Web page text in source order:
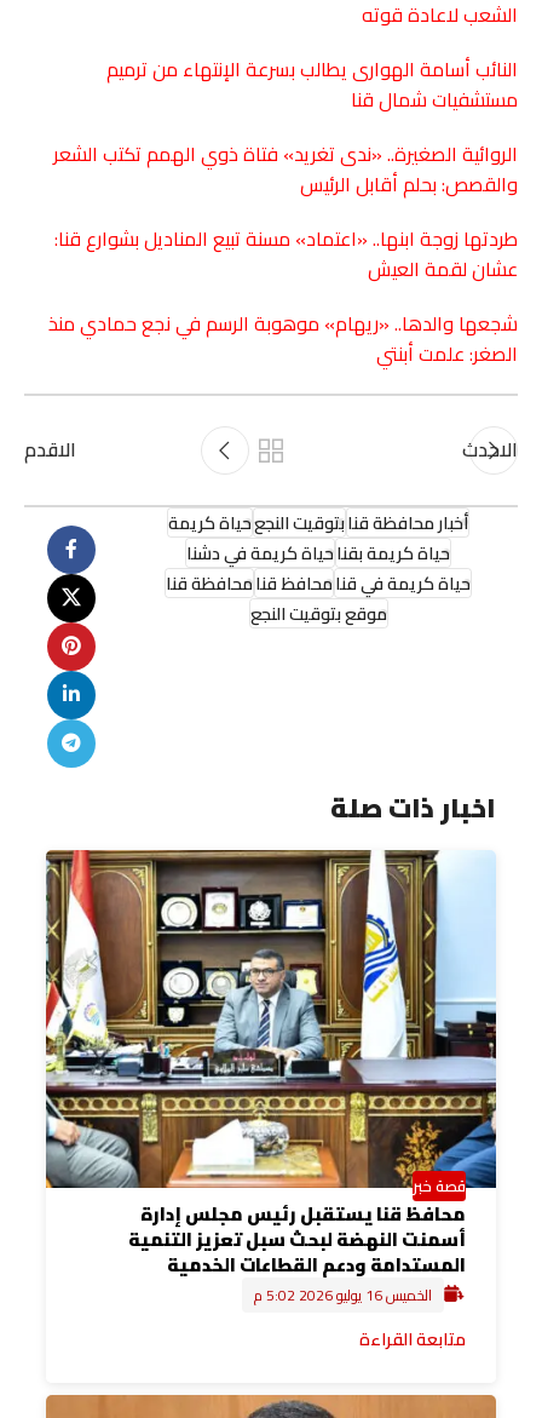
الشعب لاعادة قوته
النائب أسامة الهوارى يطالب بسرعة الإنتهاء من ترميم
مستشفيات شمال قنا
الروائية الصغيرة.. «ندى تغريد» فتاة ذوي الهمم تكتب الشعر
والقصص: بحلم أقابل الرئيس
طردتها زوجة ابنها.. «اعتماد» مسنة تبيع المناديل بشوارع قنا:
عشان لقمة العيش
شجعها والدها.. «ريهام» موهوبة الرسم في نجع حمادي منذ
الصغر: علمت أبنتي
الاحدث الاقدم
أخبار محافظة قنابتوقيت النجعحياة كريمة
حياة كريمة بقناحياة كريمة في دشنا
حياة كريمة في قنامحافظ قنامحافظة قنا
موقع بتوقيت النجع
اخبار ذات صلة
قصة خبر
محافظ قنا يستقبل رئيس مجلس إدارة
أسمنت النهضة لبحث سبل تعزيز التنمية
المستدامة ودعم القطاعات الخدمية
الخميس 16 يوليو 2026 5:02 م
متابعة القراءة